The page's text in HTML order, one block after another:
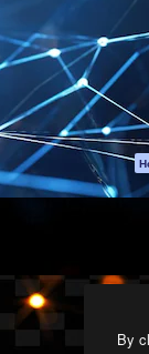
на
MCP для
Claude/
Агенты
API
By